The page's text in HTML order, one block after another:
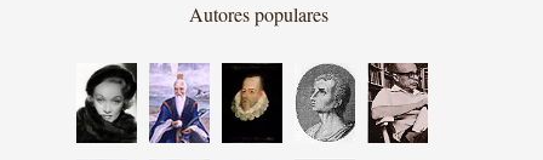
Autores populares